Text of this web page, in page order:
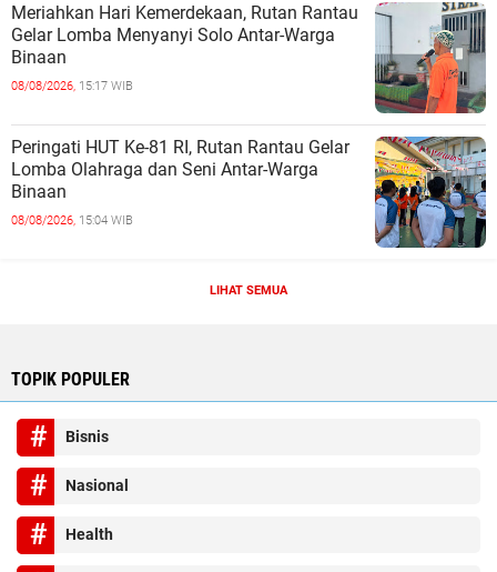
Meriahkan Hari Kemerdekaan, Rutan Rantau
Gelar Lomba Menyanyi Solo Antar-Warga
Binaan
08/08/2026, 15:17 WIB
Peringati HUT Ke-81 RI, Rutan Rantau Gelar
Lomba Olahraga dan Seni Antar-Warga
Binaan
08/08/2026, 15:04 WIB
LIHAT SEMUA
TOPIK POPULER
Bisnis
Nasional
Health